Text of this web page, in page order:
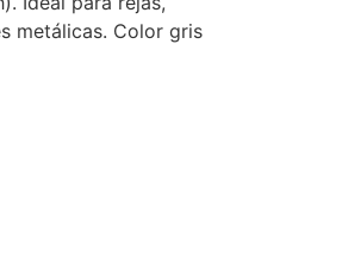
metálicas. Color gris